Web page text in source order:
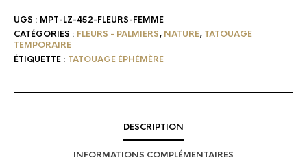
UGS : MPT-LZ-452-FLEURS-FEMME
CATÉGORIES : FLEURS - PALMIERS, NATURE, TATOUAGE
TEMPORAIRE
ÉTIQUETTE : TATOUAGE ÉPHÉMÈRE
DESCRIPTION
INFORMATIONS COMPLÉMENTAIRES